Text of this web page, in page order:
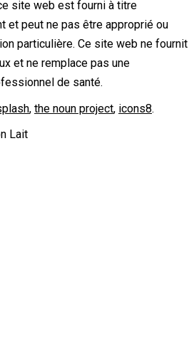
site web est fourni à titre
et peut ne pas être approprié ou
particulière. Ce site web ne fournit
et ne remplace pas une
de santé.
, the noun project, icons8.
Lait